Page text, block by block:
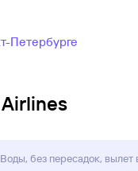
Петербурге
без пересадок, вылет в